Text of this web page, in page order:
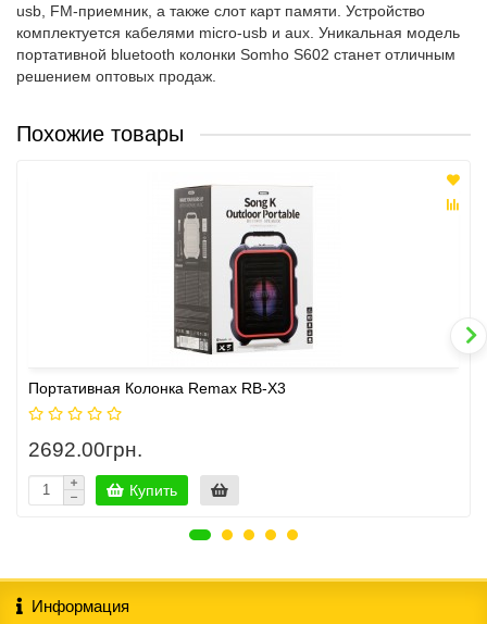
usb, FM-приемник, а также слот карт памяти. Устройство
комплектуется кабелями micro-usb и aux. Уникальная модель
портативной bluetooth колонки Somho S602 станет отличным
решением оптовых продаж.
Похожие товары
Портативная Колонка Remax RB-X3
2692.00грн.
Купить
Информация